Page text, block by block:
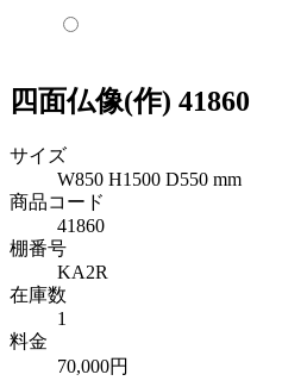
四面仏像(作) 41860
サイズ
W850 H1500 D550 mm
商品コード
41860
棚番号
KA2R
在庫数
1
料金
70,000円